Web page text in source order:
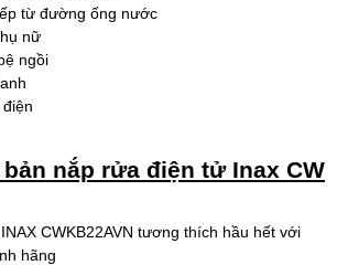
từ đường ống nước
nữ
ngồi
nắp rửa điện tử Inax CW
CWKB22AVN tương thích hầu hết với
hãng